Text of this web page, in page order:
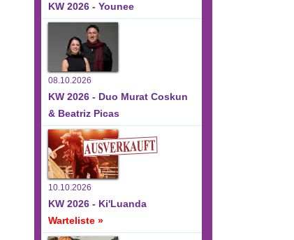
KW 2026 - Younee
08.10.2026
KW 2026 - Duo Murat Coskun
& Beatriz Picas
10.10.2026
KW 2026 - Ki'Luanda
Warteliste »